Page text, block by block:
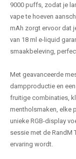
9000 puffs, zodat je
vape te hoeven
mAh zorgt ervoor dat
van 18 ml e-liquid
smaakbeleving,
Met geavanceerde
dampproductie en
fruitige combinaties,
mentholsmaken, elke
unieke RGB-display
sessie met de RandM
ervaring wordt.